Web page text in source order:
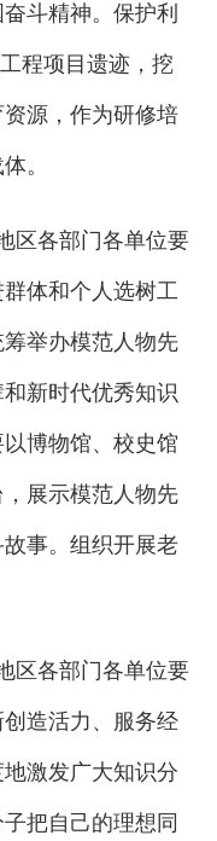
斗精神。保护利
程项目遗迹，挖
源，作为研修培
。
各部门各单位要
体和个人选树工
举办模范人物先
新时代优秀知识
博物馆、校史馆
展示模范人物先
事。组织开展老
各部门各单位要
造活力、服务经
激发广大知识分
把自己的理想同